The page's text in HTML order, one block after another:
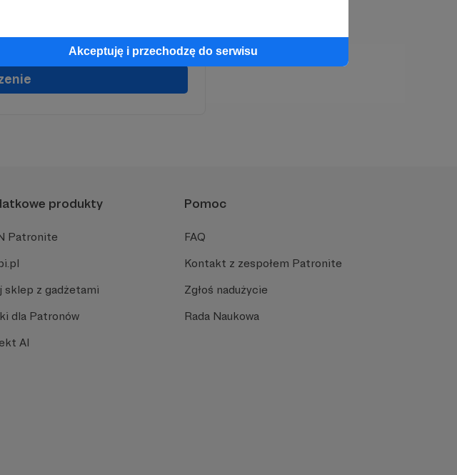
Akceptuję i przechodzę do serwisu
oraz otrzymywania wsparcia na naszej
z ogólnego rozporządzenia o ochronie
danych, ograniczenia ich przetwarzania,
Twoich danych osobowych.
podpisanego formularza "Zgodna na
produkty
Patronite
sklep z gadżetami
dla Patronów
AI
Pomoc
FAQ
Kontakt z zespołem Patronite
Zgłoś nadużycie
Rada Naukowa